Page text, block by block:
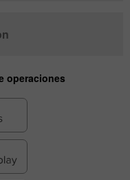
operaciones